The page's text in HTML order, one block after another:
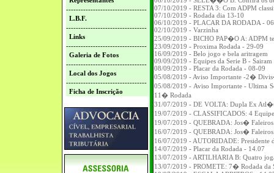
---------------------------------
L.B.F.
---------------------------------
Links
---------------------------------
Galeria de Fotos
---------------------------------
Local dos Jogos
---------------------------------
Ficha de Inscrição
07/10/2019 - RESTA 3: Com ADPM
07/10/2019 - Rodada dia 13-10
06/10/2019 - PLACAR DA RODADA -
02/10/2019 - Varzinha
25/09/2019 - BICHO PAP�O A: ADPM
23/09/2019 - Proxima Rodada - 29-09
16/09/2019 - Belo jogo e bela aritragem
09/09/2019 - Equipes da Serie B - Sairam
08/09/2019 - Placar da Rodada - 08-09
05/08/2019 - Aviso Importante -2�
05/08/2019 - Aviso Importante - Ultima
11� Rodada
31/07/2019 - DE VOLTA: Dupla Ex
19/07/2019 - CLASSIFICADOS: 4
19/07/2019 - QUEBRADA: Jos�
16/07/2019 - QUEBRADA: Jos�
16/07/2019 - AUTORIDADE:
14/07/2019 - Placar da Rodada - 14.07
13/07/2019 - ARTILHARIA B: Quatro
13/07/2019 - PROMETE: 7� Rodada da